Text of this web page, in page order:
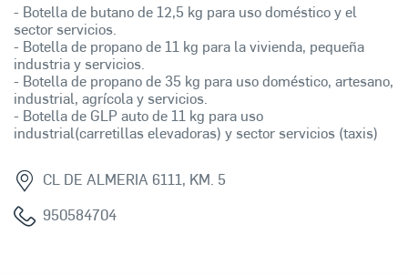
- Botella de butano de 12,5 kg para uso doméstico y el
sector servicios.
- Botella de propano de 11 kg para la vivienda, pequeña
industria y servicios.
- Botella de propano de 35 kg para uso doméstico, artesano,
industrial, agrícola y servicios.
- Botella de GLP auto de 11 kg para uso
industrial(carretillas elevadoras) y sector servicios (taxis)
CL DE ALMERIA 6111, KM. 5
950584704